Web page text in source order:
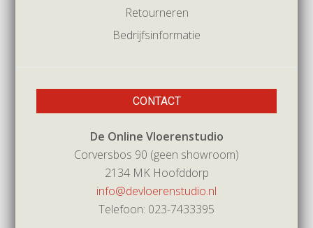
Retourneren
Bedrijfsinformatie
CONTACT
De Online Vloerenstudio
Corversbos 90 (geen showroom)
2134 MK Hoofddorp
info@devloerenstudio.nl
Telefoon: 023-7433395